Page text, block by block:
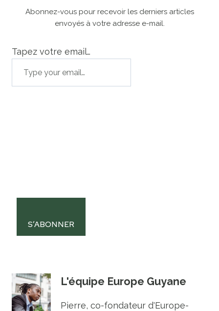
Abonnez-vous pour recevoir les derniers articles
envoyés à votre adresse e-mail.
Tapez votre email…
S’ABONNER
L'équipe Europe Guyane
Pierre, co-fondateur d'Europe-